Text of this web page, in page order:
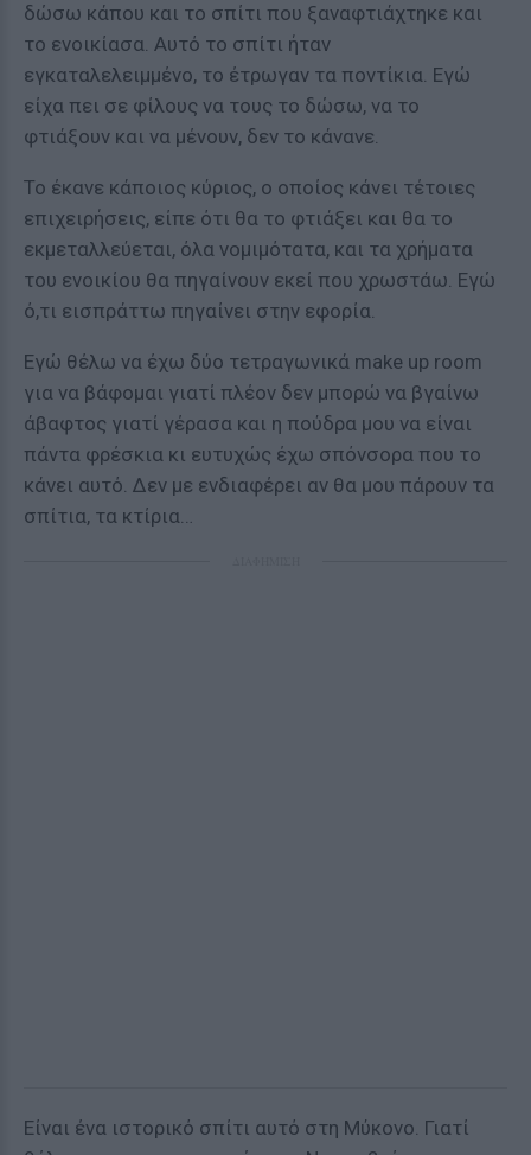
δώσω κάπου και το σπίτι που ξαναφτιάχτηκε και
το ενοικίασα. Αυτό το σπίτι ήταν
εγκαταλελειμμένο, το έτρωγαν τα ποντίκια. Εγώ
είχα πει σε φίλους να τους το δώσω, να το
φτιάξουν και να μένουν, δεν το κάνανε.
Το έκανε κάποιος κύριος, ο οποίος κάνει τέτοιες
επιχειρήσεις, είπε ότι θα το φτιάξει και θα το
εκμεταλλεύεται, όλα νομιμότατα, και τα χρήματα
του ενοικίου θα πηγαίνουν εκεί που χρωστάω. Εγώ
ό,τι εισπράττω πηγαίνει στην εφορία.
Εγώ θέλω να έχω δύο τετραγωνικά make up room
για να βάφομαι γιατί πλέον δεν μπορώ να βγαίνω
άβαφτος γιατί γέρασα και η πούδρα μου να είναι
πάντα φρέσκια κι ευτυχώς έχω σπόνσορα που το
κάνει αυτό. Δεν με ενδιαφέρει αν θα μου πάρουν τα
σπίτια, τα κτίρια…
Είναι ένα ιστορικό σπίτι αυτό στη Μύκονο. Γιατί